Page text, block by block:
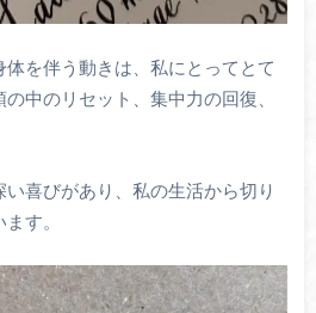
を伴う動きは、私にとってとて
中のリセット、集中力の回復、
喜びがあり、私の生活から切り
す。